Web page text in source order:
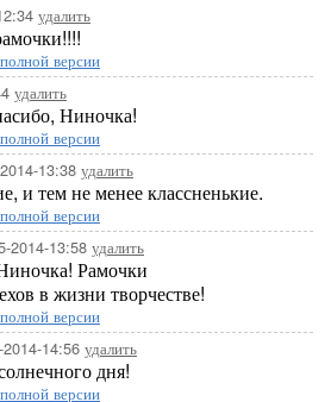
...Здесь будет
удалить
версии
удалить
Ниночка!
версии
13:38 удалить
и тем не менее классненькие.
версии
2014-13:58 удалить
Рамочки
в жизни творчестве!
версии
2014-14:56 удалить
дня!
версии